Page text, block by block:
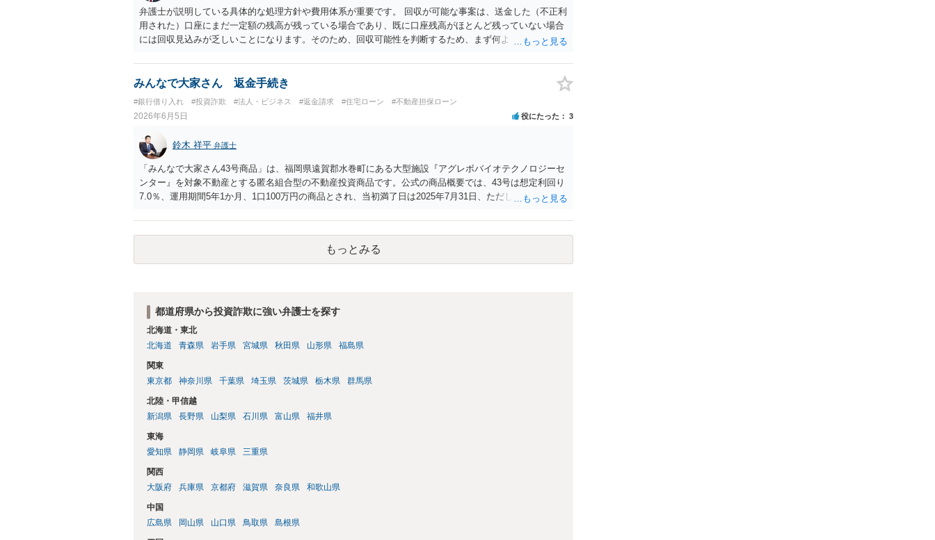
弁護士が説明している具体的な処理方針や費用体系が重要です。 回収が可能な事案は、送金した（不正利
用された）口座にまだ一定額の残高が残っている場合であり、既に口座残高がほとんど残っていない場合
には回収見込みが乏しいことになります。そのため、回収可能性を判断するため、まず何よりも、送金先
残高はウェブサイトで公告されますが、公告までには口座凍結から2か月程度かかることも多く、むしろ
その前に弁護士会照会を行って口座開設者の氏名・住所・残高を把握し、残高がある場合にはすみやかに
が乏しい口座開設者に対しては、幇助による共同不法行為責任を理由に内容証明郵便を送ったり提訴した
りすることが多いですが、金に困って口座を譲渡した人も多く、そのような口座開設者には目ぼしい資産
がありませんので、そこまでやるかどうかの検討も必要になるでしょう。なお、近時は、副業名目に口座
を騙し取られたとか不正アクセス等による口座情報を盗取された等の事案もあり、口座名義人の過失責任
を問うことが微妙な事案も出てきています。 投資詐欺事案で重要なのは、他の被害者も弁護士へ依頼して
同じ口座からの回収に動いている可能性が高いということです。そのため、とにかく他の被害者に先んじ
て回収できるか、そうでなくても配当手続に加わることができるかどうかが重要になります。少なくと
も、口座凍結時点で残高が100万円を超えているような事案では、被害者の誰かが公告期間満了前に仮差
押えや差押えをしてしまうケースが多いでしょう。なお、振り込め詐欺救済法の規定では、凍結された預
金の公告期間満了までに被害者が預金の仮差押えや差押えをすると被害分配手続は中止になってしまうた
め、配当を待つという選択肢はなくなります。そのため、回収のためには一日も早く動く必要があるわけ
です。 上記のような、投資詐欺の実情や処理方針を的確に説明できているかどうかが、弁護士を信頼でき
みんなで大家さん 返金手続き
#銀行借り入れ #投資詐欺 #法人・ビジネス #返金請求 #住宅ローン #不動産担保ローン
2026年6月5日 役にたった 3
鈴木 祥平 弁護士
「みんなで大家さん43号商品」は、福岡県遠賀郡水巻町にある大型施設『アグレボバイオテクノロジーセ
ンター』を対象不動産とする匿名組合型の不動産投資商品です。公式の商品概要では、43号は想定利回り
7.0％、運用期間5年1か月、1口100万円の商品とされ、当初満了日は2025年7月31日、ただし対象不動産の
月３１日でしたが、令和７年6月に延長通知がなされて償還期限が令和８年７月３１日になっておりま
す。その後、令和７年９月頃になると、分配金の支払いも停止しており、状況としては厳しい状況にある
と思われます。 また、内容証明郵便や解除のメールを送付されているとのことですが、残念ながら、現在
の都市綜研インベストファンドは、任意の請求や解除通知に対して積極的に対応している状況にはありま
渉のテーブルにも乗らないというのが実情です。 ご相談の「みんなで大家さん43号」については、令和８
年７月３１日が償還期限到来の時期になると思われますので、解除による出資金返還請求をしながら、期
間満了による償還請求訴訟もにらんだ形で訴訟提起をすることが考えられます。もっとも、現在は都市綜
研インベストファンドとの間で裁判上の和解が成立した案件についても、和解で約束された分割金の支払
いが遅延しているとの報告が複数寄せられています。したがって、訴訟を提起したとしても必ず回収でき
るとは申し上げられません。 しかしながら、 ①会社から返答がない ②任意交渉が機能していない ③資金
は、リスクを承知の上でも訴訟提起を検討する方がよいケースではないかと考えております。何もしなけ
れば回収をすることはできません。みんなで大家さん43号については、「アグレボセンターで何らかの事
業が行われていたか」ではなく、「その事業が巨額の賃料を支払えるだけの実体を持っていたのか。そし
て賃料はどこから出ていたのか」という点はかなりの疑念があるところです。
もっとみる
都道府県から投資詐欺に強い弁護士を探す
北海道・東北
北海道
青森県 岩手県 宮城県 秋田県 山形県 福島県
関東
東京都
神奈川県 千葉県 埼玉県 茨城県 栃木県 群馬県
北陸・甲信越
新潟県
長野県 山梨県 石川県 富山県 福井県
東海
愛知県
静岡県 岐阜県 三重県
関西
大阪府
兵庫県 京都府 滋賀県 奈良県 和歌山県
中国
広島県
岡山県 山口県 鳥取県 島根県